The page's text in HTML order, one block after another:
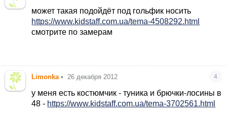
может такая подойдёт под гольфик носить
https://www.kidstaff.com.ua/tema-4508292.html
смотрите по замерам
Limonka • 26 декабря 2012 4
у меня есть костюмчик - туника и брючки-лосины в
48 - https://www.kidstaff.com.ua/tema-3702561.html